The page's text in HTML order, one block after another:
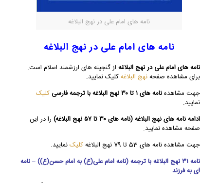
نامه های امام علی در نهج البلاغه
نامه های امام علی در نهج البلاغه
نامه های امام علی در نهج البلاغه از گنجینه های ارزشمند اسلام است.
برای مشاهده صفحهنهج البلاغهکلیک نمایید.
جهت مشاهدهنامه های ۱ تا ۳۰ نهج البلاغه با ترجمه فارسی
کلیک
نمایید.
ادامه نامه های نهج البلاغه(نامه های ۳۰ تا ۵۷ نهج البلاغه)
را در این
صفحه مشاهده نمایید.
جهت مشاهده نامه های 53 تا 79 نهج البلاغه
کلیکنمایید.
نامه ۳۱ نهج البلاغه با ترجمه (نامه امام علی(ع) به امام حسن(ع)) – نامه
ای به فرزند